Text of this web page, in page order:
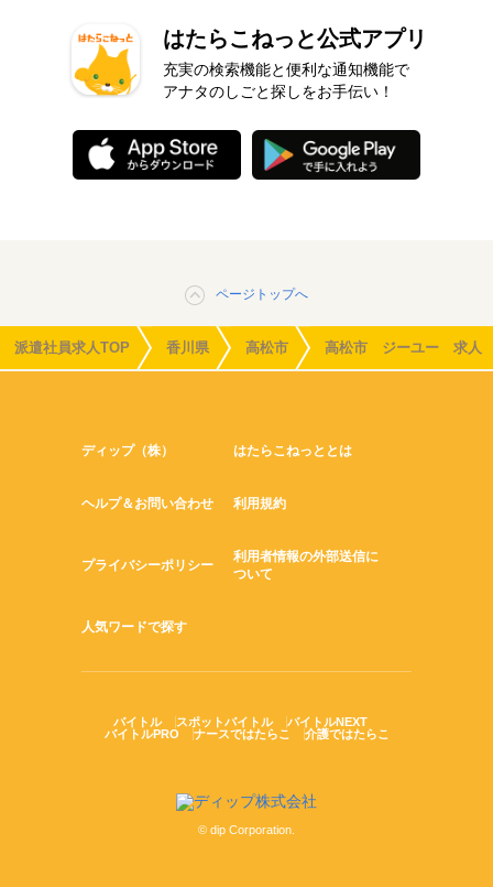
はたらこねっと公式アプリ
充実の検索機能と便利な通知機能で
アナタのしごと探しをお手伝い！
ページトップへ
派遣社員求人TOP 香川県 高松市 高松市 ジーユー 求人
ディップ（株） はたらこねっととは
ヘルプ＆お問い合わせ 利用規約
プライバシーポリシー
利用者情報の外部送信に
ついて
人気ワードで探す
バイトル スポットバイトル
バイトルNEXT
バイトルPRO
ナースではたらこ 介護ではたらこ
© dip Corporation.